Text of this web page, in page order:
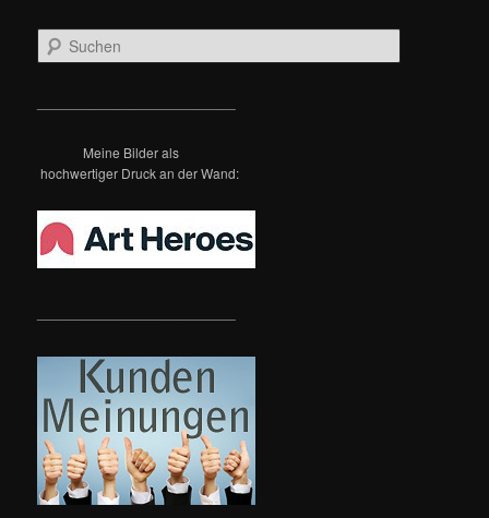
u
Meine Bilder als
hochwertiger Druck an der Wand: